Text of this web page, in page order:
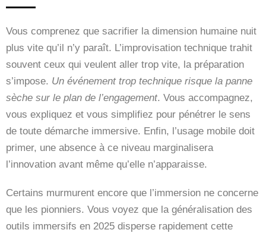
Vous comprenez que sacrifier la dimension humaine nuit
plus vite qu’il n’y paraît. L’improvisation technique trahit
souvent ceux qui veulent aller trop vite, la préparation
s’impose. Un événement trop technique risque la panne
sèche sur le plan de l’engagement. Vous accompagnez,
vous expliquez et vous simplifiez pour pénétrer le sens
de toute démarche immersive. Enfin, l’usage mobile doit
primer, une absence à ce niveau marginalisera
l’innovation avant même qu’elle n’apparaisse.
Certains murmurent encore que l’immersion ne concerne
que les pionniers. Vous voyez que la généralisation des
outils immersifs en 2025 disperse rapidement cette